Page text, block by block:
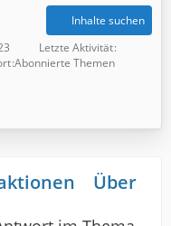
Inhalte suchen
Letzte Aktivität
Abonnierte Themen
Über